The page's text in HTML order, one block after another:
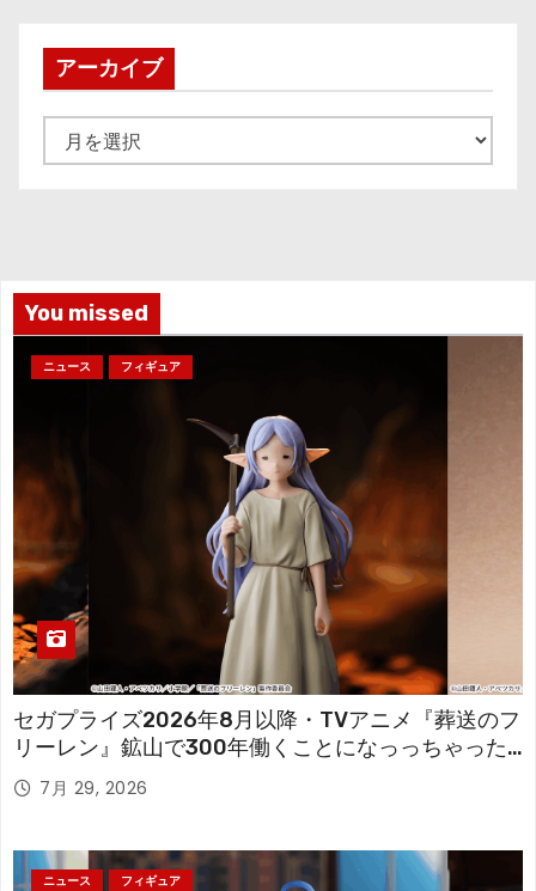
アーカイブ
ー
You missed
ニュース フィギュア
セガプライズ2026年8月以降・TVアニメ『葬送のフ
リーレン』鉱山で300年働くことになっっちゃった
「フリーレン」を立体化！
7月 29, 2026
ニュース フィギュア